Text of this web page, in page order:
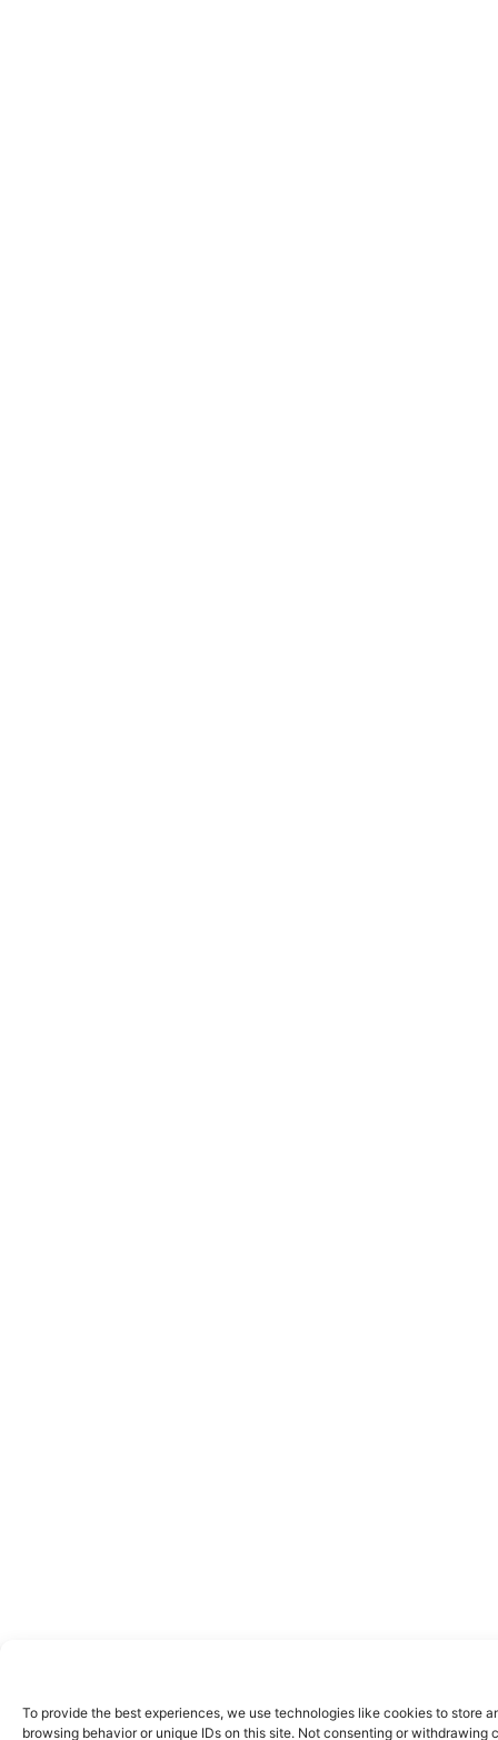
To provide the best experiences, we use technologies like cookies to store
browsing behavior or unique IDs on this site. Not consenting or